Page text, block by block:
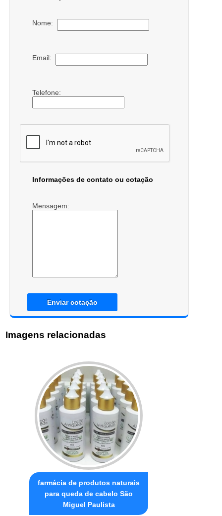
Nome:
Email:
Telefone:
Informações de contato ou cotação
Mensagem:
Enviar cotação
Imagens relacionadas
farmácia de produtos naturais
para queda de cabelo São
Miguel Paulista